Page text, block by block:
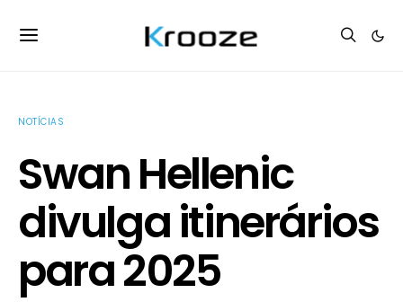
NOTÍCIAS
Swan Hellenic
divulga itinerários
para 2025